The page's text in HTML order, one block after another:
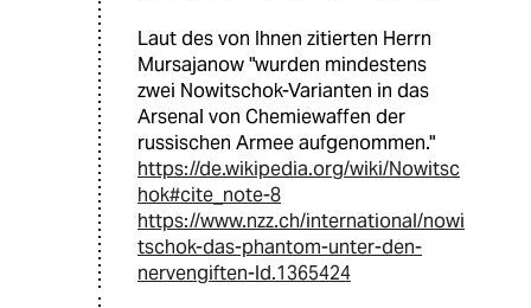
Laut des von Ihnen zitierten Herrn
Mursajanow "wurden mindestens
zwei Nowitschok-Varianten in das
Arsenal von Chemiewaffen der
russischen Armee aufgenommen."
https://de.wikipedia.org/wiki/Nowitsc
hok#cite_note-8
https://www.nzz.ch/international/nowi
tschok-das-phantom-unter-den-
nervengiften-ld.1365424